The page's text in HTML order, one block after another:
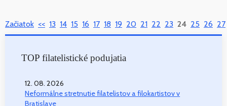
Začiatok << 13 14 15 16 17 18 19 20 21 22 23 24 25 26 27
TOP filatelistické podujatia
12. 08. 2026
Neformálne stretnutie filatelistov a filokartistov v
Bratislave